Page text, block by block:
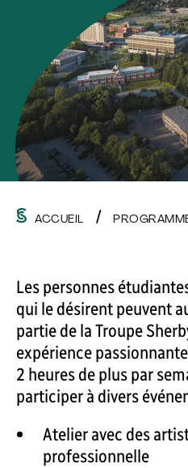
ACCUEIL
Les personnes
qui le désirent peuvent
partie de la Troupe
expérience
2 heures de plus par
participer à divers
Atelier avec des
professionnelle